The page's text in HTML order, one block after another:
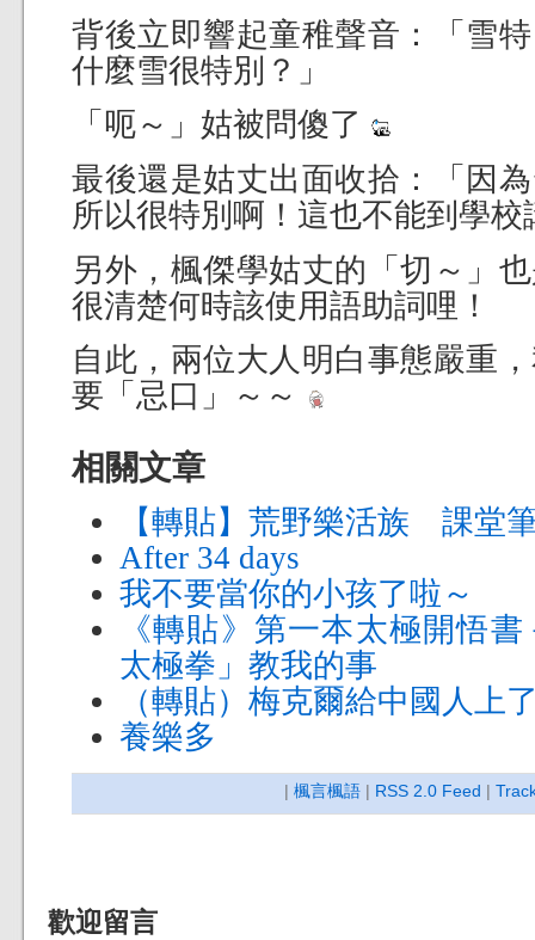
背後立即響起童稚聲音：「雪
什麼雪很特別？」
「呃～」姑被問傻了
最後還是姑丈出面收拾：「因
所以很特別啊！這也不能到學校
另外，楓傑學姑丈的「切～」
很清楚何時該使用語助詞哩！
自此，兩位大人明白事態嚴重
要「忌口」～～
相關文章
【轉貼】荒野樂活族 課堂
After 34 days
我不要當你的小孩了啦～
《轉貼》第一本太極開悟
太極拳」教我的事
（轉貼）梅克爾給中國人上
養樂多
| 楓言楓語 | RSS 2.0 Feed |
歡迎留言